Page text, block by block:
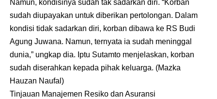
Namun, kondisinya sudah tak sadarkan diri. “Korban
sudah diupayakan untuk diberikan pertolongan. Dalam
kondisi tidak sadarkan diri, korban dibawa ke RS Budi
Agung Juwana. Namun, ternyata ia sudah meninggal
dunia,” ungkap dia. Iptu Sutamto menjelaskan, korban
sudah diserahkan kepada pihak keluarga. (Mazka
Hauzan Naufal)
Tinjauan Manajemen Resiko dan Asuransi